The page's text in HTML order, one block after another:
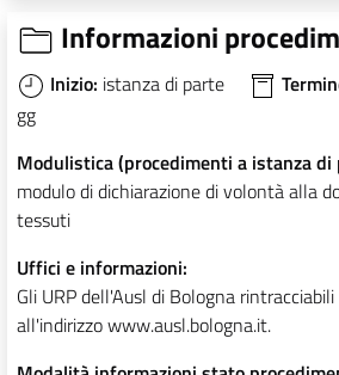
Informazioni
Inizio: istanza di parte
gg
Modulistica (procedimenti a istanza di
modulo di dichiarazione di volontà alla
tessuti
Uffici e informazioni:
Gli URP dell'Ausl di Bologna
all'indirizzo www.ausl.bologna.it.